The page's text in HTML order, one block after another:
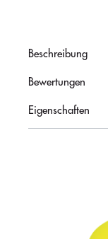
Beschreibung
Bewertungen
Eigenschaften